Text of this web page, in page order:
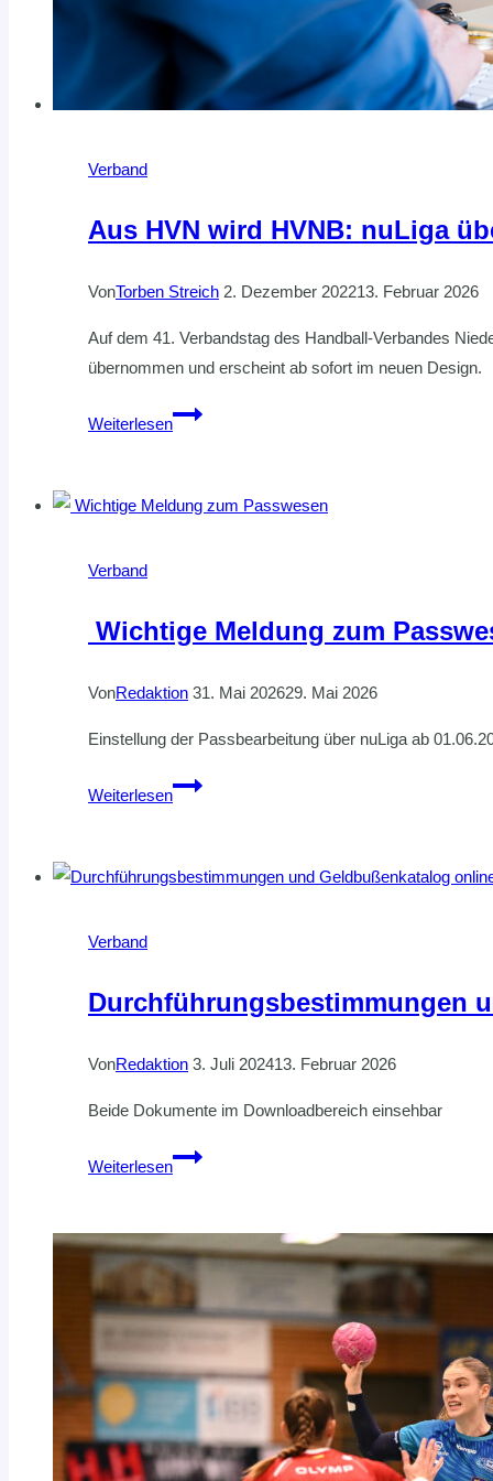
Verband
Aus HVN wird HVNB: nuLiga
VonTorben Streich 2. Dezember 202213. Februar 2026
Auf dem 41. Verbandstag des Handball-Verbandes
übernommen und erscheint ab sofort im neuen Design.
Weiterlesen
Aus
HVNB:
Domain
erreichbar
Verband
Wichtige Meldung zum
VonRedaktion 31. Mai 202629. Mai 2026
Einstellung der Passbearbeitung über nuLiga ab
Weiterlesen
Wichtige
Passwesen
Verband
Durchführungsbestimmungen
VonRedaktion 3. Juli 202413. Februar 2026
Beide Dokumente im Downloadbereich einsehbar
Weiterlesen
Durchführungsbestimmungen
online